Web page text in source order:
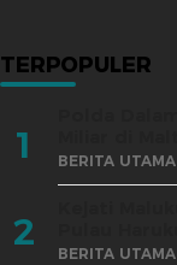
TERPOPULER
1 BERITA UTAMA
2 BERITA UTAMA